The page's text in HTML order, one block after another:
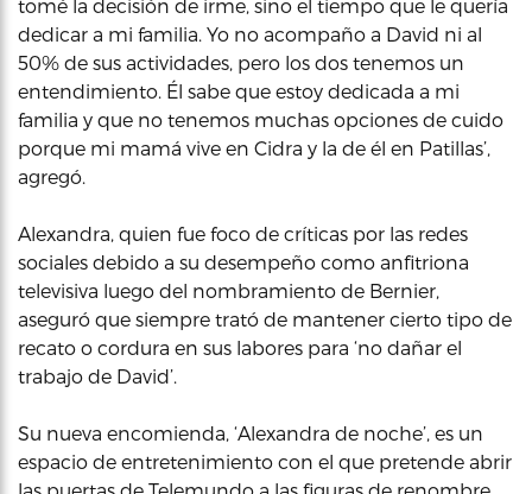
tomé la decisión de irme, sino el tiempo que le quería
dedicar a mi familia. Yo no acompaño a David ni al
50% de sus actividades, pero los dos tenemos un
entendimiento. Él sabe que estoy dedicada a mi
familia y que no tenemos muchas opciones de cuido
porque mi mamá vive en Cidra y la de él en Patillas’,
agregó.
Alexandra, quien fue foco de críticas por las redes
sociales debido a su desempeño como anfitriona
televisiva luego del nombramiento de Bernier,
aseguró que siempre trató de mantener cierto tipo de
recato o cordura en sus labores para ‘no dañar el
trabajo de David’.
Su nueva encomienda, ‘Alexandra de noche’, es un
espacio de entretenimiento con el que pretende abrir
las puertas de Telemundo a las figuras de renombre,